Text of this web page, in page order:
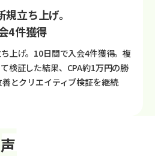
立ち上げ。
4件獲得
上げ。10日間で入会4件獲得。複
検証した結果、CPA約1万円の勝
とクリエイティブ検証を継続